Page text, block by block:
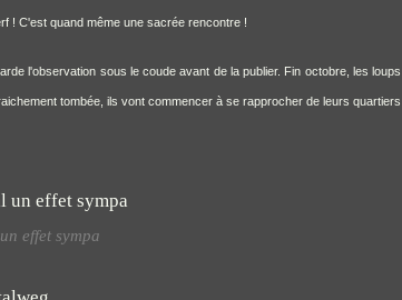
! C'est quand même une sacrée rencontre !
l'observation sous le coude avant de la publier. Fin octobre, les loups
tombée, ils vont commencer à se rapprocher de leurs quartiers
effet sympa